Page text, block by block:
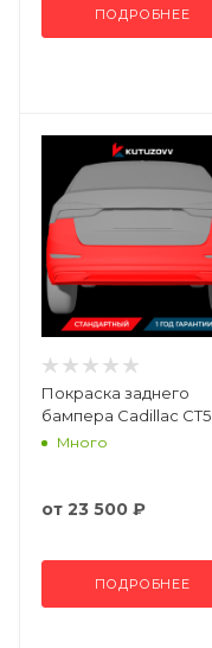
ПОДРОБНЕЕ
Покраска заднего
бампера Cadillac CT5
Много
от 23 500 ₽
ПОДРОБНЕЕ